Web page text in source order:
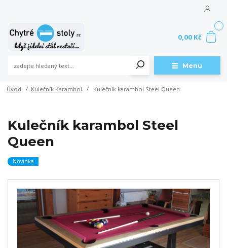
Menu
0,00 Kč
Úvod Kulečník Karambol Kulečník karambol Steel Queen
Kulečník karambol Steel
Queen
Novinka